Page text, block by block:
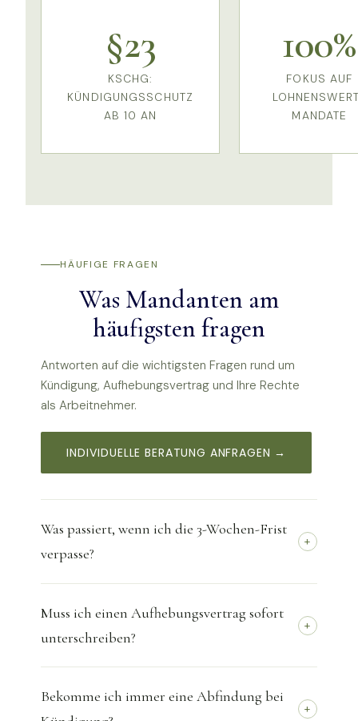
§23
KSCHG:
KÜNDIGUNGSSCHUTZ
AB 10 AN
100%
FOKUS AUF
MANDATE
HÄUFIGE FRAGEN
Was Mandanten am
häufigsten fragen
Antworten auf die wichtigsten Fragen rund um
Kündigung, Aufhebungsvertrag und Ihre Rechte
als Arbeitnehmer.
INDIVIDUELLE BERATUNG ANFRAGEN →
Was passiert, wenn ich die 3-Wochen-Frist
verpasse?
+
Ausschlussfrist. Wird sie versäumt, gilt die
Kündigung als von Anfang an wirksam –
war. In engen Ausnahmefällen ist eine
nachträgliche Zulassung möglich (§ 5 KSchG).
Kontaktieren Sie uns daher sofort nach Erhalt einer
Muss ich einen Aufhebungsvertrag sofort
unterschreiben?
+
Aufhebungsvertrag sofort zu unterzeichnen.
Nehmen Sie sich Zeit für anwaltliche Beratung.
Bekomme ich immer eine Abfindung bei
+